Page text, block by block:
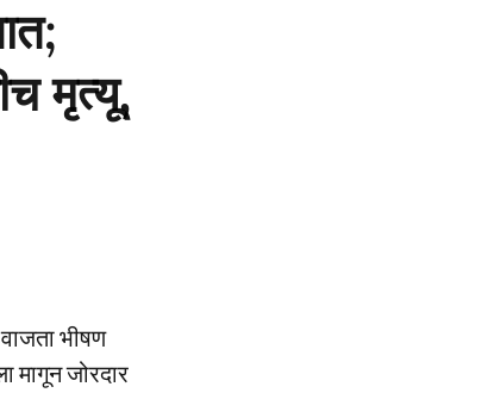
मृत्यू,
भीषण
मागून जोरदार